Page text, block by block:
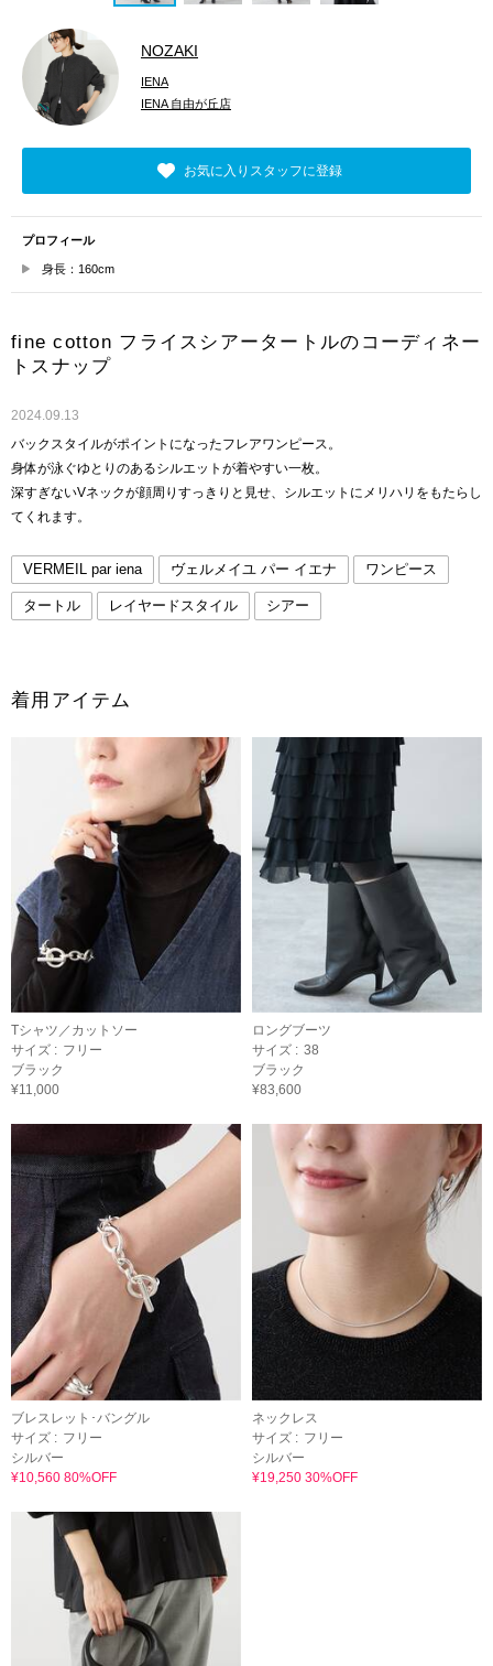
NOZAKI
IENA
IENA 自由が丘店
お気に入りスタッフに登録
プロフィール
身長：160cm
fine cotton フライスシアータートルのコーディネー
トスナップ
2024.09.13
バックスタイルがポイントになったフレアワンピース。
身体が泳ぐゆとりのあるシルエットが着やすい一枚。
深すぎないVネックが顔周りすっきりと見せ、シルエットにメリハリをもたらし
てくれます。
VERMEIL par iena ヴェルメイユ パー イエナ ワンピース
タートル レイヤードスタイル シアー
着用アイテム
Tシャツ／カットソー
サイズ : フリー
ブラック
¥11,000
ロングブーツ
サイズ : 38
ブラック
¥83,600
ブレスレット･バングル
サイズ : フリー
シルバー
¥10,560 80%OFF
ネックレス
サイズ : フリー
シルバー
¥19,250 30%OFF